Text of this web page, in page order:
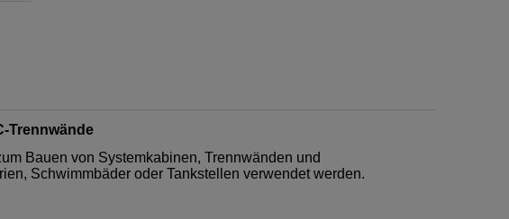
Trennwände
Bauen von Systemkabinen, Trennwänden und
Schwimmbäder oder Tankstellen verwendet werden.